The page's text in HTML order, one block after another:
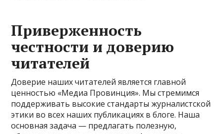
Приверженность
честности и доверию
читателей
Доверие наших читателей является главной
ценностью «Медиа Провинция». Мы стремимся
поддерживать высокие стандарты журналистской
этики во всех наших публикациях в блоге. Наша
основная задача — предлагать полезную,